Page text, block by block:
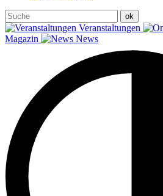
Veranstaltungen
Magazin
News